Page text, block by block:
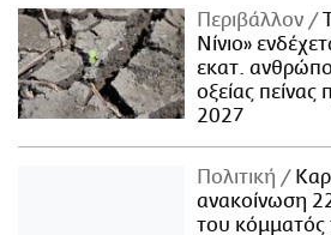
Περιβάλλον
Νίνιο»
εκατ.
οξείας πείνας
2027
Πολιτική
ανακοίνωση
του κόμματός